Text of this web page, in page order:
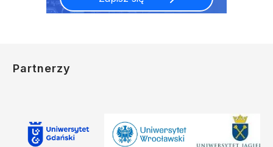
Partnerzy